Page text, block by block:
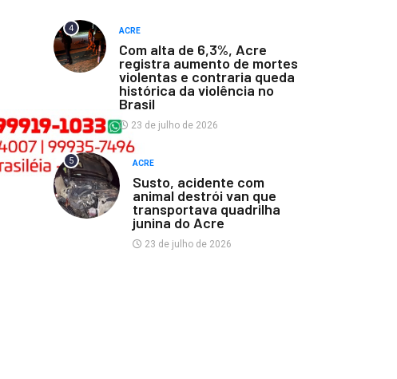
4 ACRE
Com alta de 6,3%, Acre
registra aumento de mortes
violentas e contraria queda
histórica da violência no
Brasil
23 de julho de 2026
5 ACRE
Susto, acidente com
animal destrói van que
transportava quadrilha
junina do Acre
23 de julho de 2026